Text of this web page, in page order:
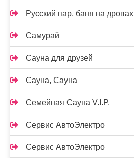
Русский пар, баня на дровах
Самурай
Сауна для друзей
Сауна, Сауна
Семейная Сауна V.I.P.
Сервис АвтоЭлектро
Сервис АвтоЭлектро